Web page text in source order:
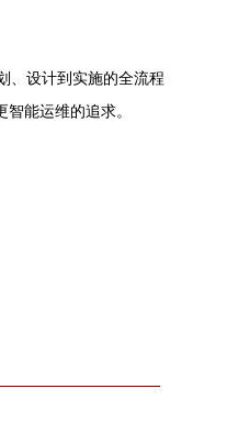
、设计到实施的全流程
能运维的追求。